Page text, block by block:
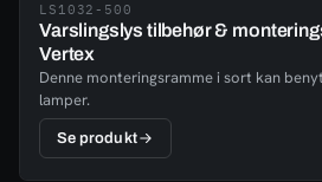
LS1032-500
Varslingslys tilbehør &
Vertex
Denne monteringsramme i sort kan
lamper.
Se produkt